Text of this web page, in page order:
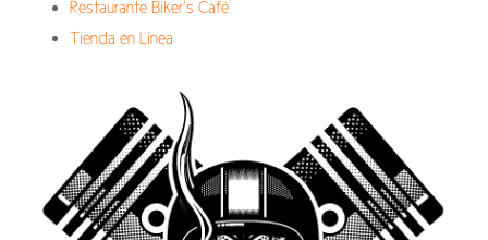
Restaurante Biker’s Café
Tienda en Línea